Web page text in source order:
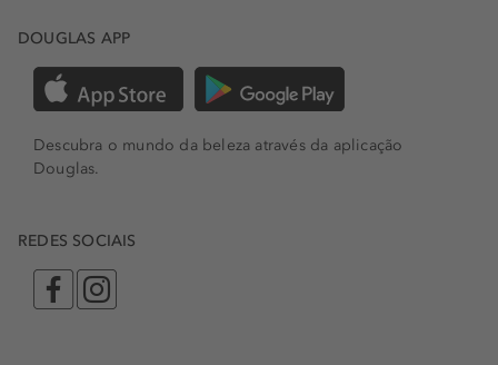
DOUGLAS APP
Descubra o mundo da beleza através da aplicação
Douglas.
REDES SOCIAIS